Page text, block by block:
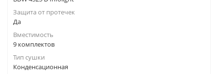
Защита от протечек
Да
Вместимость
9 комплектов
Тип сушки
Конденсационная